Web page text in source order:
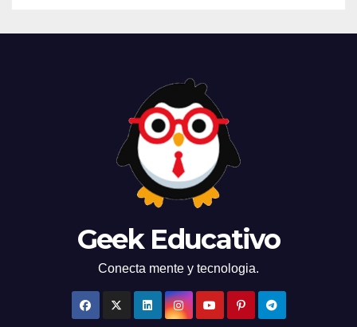
Geek Educativo
Conecta mente y tecnologia.